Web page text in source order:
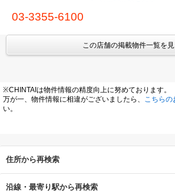
03-3355-6100
この店舗の掲載物件一覧を見
※CHINTAIは物件情報の精度向上に努めております。
万が一、物件情報に相違がございましたら、
こちら
い。
住所から再検索
沿線・最寄り駅から再検索